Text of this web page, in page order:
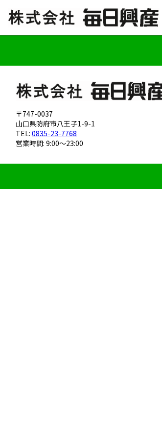
〒747-0037
山口県防府市八王子1-9-1
TEL: 0835-23-7768
営業時間: 9:00～23:00